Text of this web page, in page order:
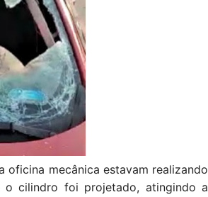
oficina mecânica estavam realizando
o cilindro foi projetado, atingindo a